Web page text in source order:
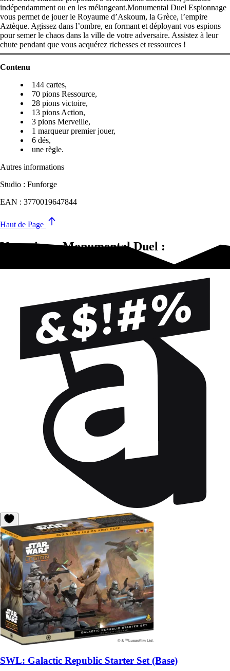
indépendamment ou en les mélangeant.Monumental Duel Espionnage
vous permet de jouer le Royaume d’Askoum, la Grèce, l’empire
Aztèque. Agissez dans l’ombre, en formant et déployant vos espions
pour semer le chaos dans la ville de votre adversaire. Assistez à leur
chute pendant que vous acquérez richesses et ressources !
Contenu
144 cartes,
70 pions Ressource,
28 pions victoire,
13 pions Action,
3 pions Merveille,
1 marqueur premier jouer,
6 dés,
une règle.
Autres informations
Studio : Funforge
EAN : 3770019647844
Haut de Page
Vous aimez Monumental Duel :
SWL: Galactic Republic Starter Set (Base)